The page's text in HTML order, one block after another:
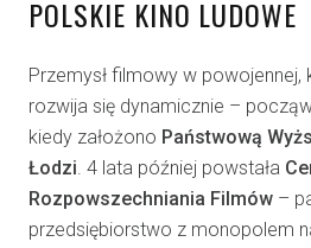
POLSKIE KINO LUDOWE
Przemysł filmowy w
rozwija się dynamicznie –
kiedy założono Państwową
Łodzi. 4 lata później powstała
Rozpowszechniania Filmów –
przedsiębiorstwo z monopolem